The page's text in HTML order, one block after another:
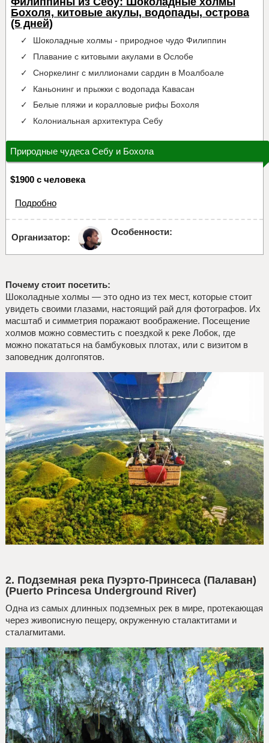
Бохоля, китовые акулы, водопады, острова
(5 дней)
Шоколадные холмы - природное чудо Филиппин
Плавание с китовыми акулами в Ослобе
Сноркелинг с миллионами сардин в Моалбоале
Каньонинг и прыжки с водопада Кавасан
Белые пляжи и коралловые рифы Бохоля
Колониальная архитектура Себу
Природные чудеса Себу и Бохола
$1900 с человека
Подробно
Организатор:
Особенности:
Почему стоит посетить:
Шоколадные холмы — это одно из тех мест, которые стоит
увидеть своими глазами, настоящий рай для фотографов. Их
масштаб и симметрия поражают воображение. Посещение
холмов можно совместить с поездкой к реке Лобок, где
можно покататься на бамбуковых плотах, или с визитом в
заповедник долгопятов.
2. Подземная река Пуэрто-Принсеса (Палаван)
(Puerto Princesa Underground River)
Одна из самых длинных подземных рек в мире, протекающая
через живописную пещеру, окруженную сталактитами и
сталагмитами.